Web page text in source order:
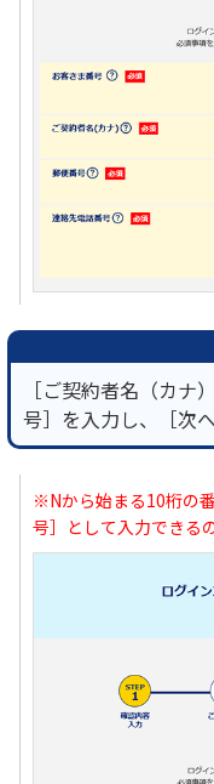
［ご契約者名（カナ
号］を入力し、［次
※Nから始まる10桁の
号］として入力できる